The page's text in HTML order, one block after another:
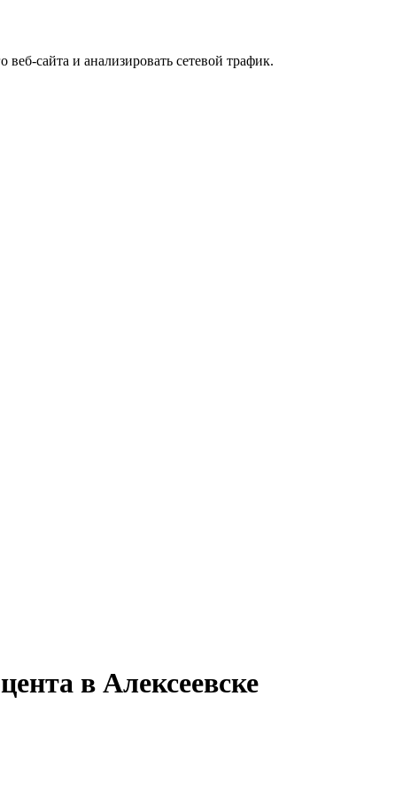
сайта и анализировать сетевой трафик.
в Алексеевске